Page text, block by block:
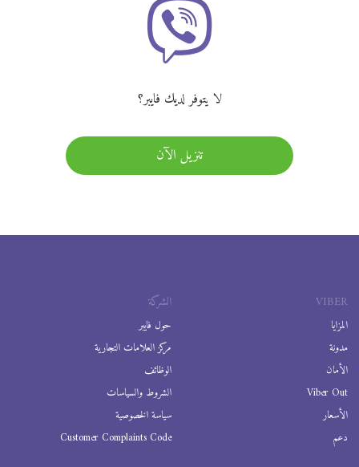
لا يتوفر لديك فايبر؟
تنزيل الآن
VIBER
المزايا
مدونة
الأمان
Viber Out
الأسعار
دعم
الشركة
حول فايبر
مركز العلامات التجارية
الوظائف
الشروط والسياسات
سياسة الخصوصية
Customer Complaints Code